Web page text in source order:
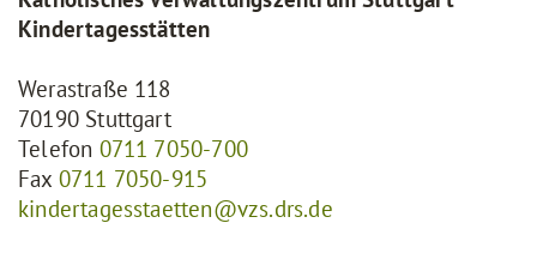
Kindertagesstätten
Werastraße 118
70190 Stuttgart
Telefon 0711 7050-700
Fax 0711 7050-915
kindertagesstaetten@vzs.drs.de